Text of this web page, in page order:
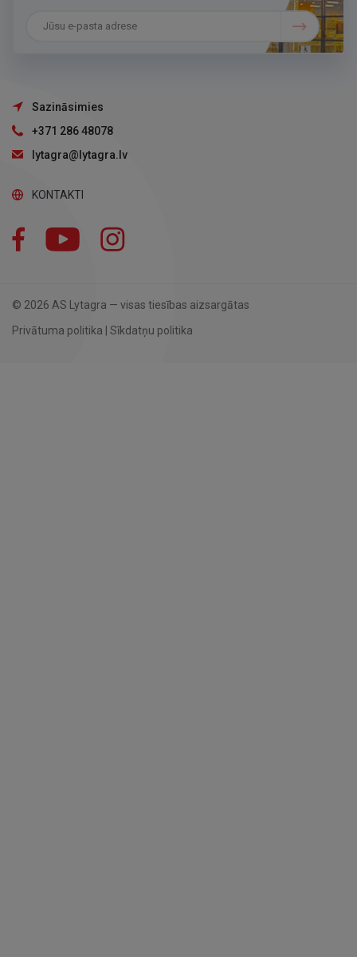
Sazināsimies
+371 286 48078
lytagra@lytagra.lv
KONTAKTI
Facebook YouTube
© 2026 AS Lytagra — visas tiesības aizsargātas
Privātuma politika | Sīkdatņu politika